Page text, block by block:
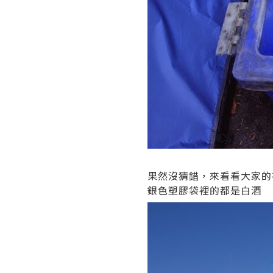
果然沒猜錯，來看看大家
銀色塑膠袋裡的都是白酒